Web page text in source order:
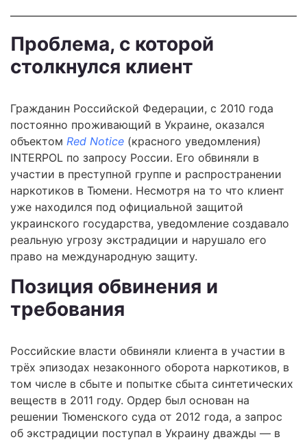
Проблема, с которой
столкнулся клиент
Гражданин Российской Федерации, с 2010 года
постоянно проживающий в Украине, оказался
объектом Red Notice (красного уведомления)
INTERPOL по запросу России. Его обвиняли в
участии в преступной группе и распространении
наркотиков в Тюмени. Несмотря на то что клиент
уже находился под официальной защитой
украинского государства, уведомление создавало
реальную угрозу экстрадиции и нарушало его
право на международную защиту.
Позиция обвинения и
требования
Российские власти обвиняли клиента в участии в
трёх эпизодах незаконного оборота наркотиков, в
том числе в сбыте и попытке сбыта синтетических
веществ в 2011 году. Ордер был основан на
решении Тюменского суда от 2012 года, а запрос
об экстрадиции поступал в Украину дважды — в